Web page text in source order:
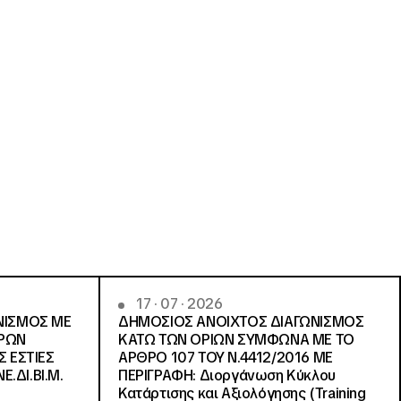
ΜΕ
ΕΣΤΙΕΣ
17 · 07 · 2026
ΔΗΜΟΣΙΟΣ ΑΝΟΙΧΤΟΣ ΔΙΑΓΩΝΙΣΜΟΣ
ΚΑΤΩ ΤΩΝ ΟΡΙΩΝ ΣΥΜΦΩΝΑ ΜΕ ΤΟ
ΑΡΘΡΟ 107 ΤΟΥ Ν.4412/2016 ΜΕ
ΠΕΡΙΓΡΑΦΗ: Διοργάνωση Κύκλου
Κατάρτισης και Αξιολόγησης (Training